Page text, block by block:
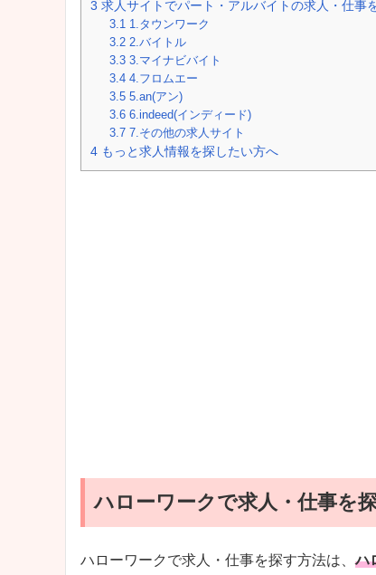
3 求人サイトでパート・アルバイトの求人・仕事
3.1 1.タウンワーク
3.2 2.バイトル
3.3 3.マイナビバイト
3.4 4.フロムエー
3.5 5.an(アン)
3.6 6.indeed(インディード)
3.7 7.その他の求人サイト
4 もっと求人情報を探したい方へ
ハローワークで求人・仕事を
ハローワークで求人・仕事を探す方法は、ハ